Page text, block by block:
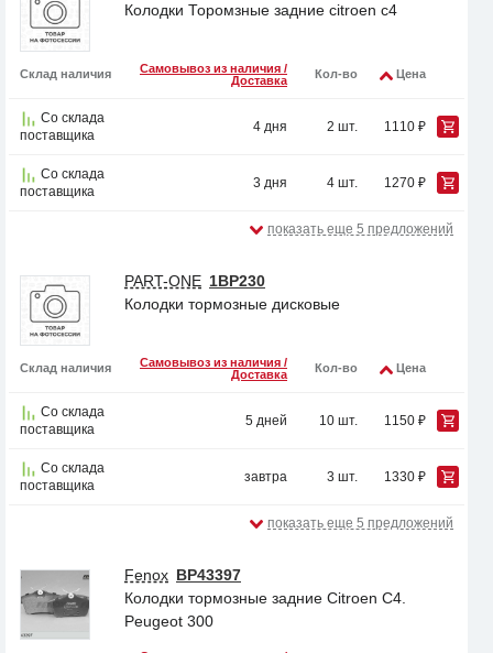
Колодки Торомзные задние citroen c4
Склад наличия
Самовывоз из наличия /
Доставка
Кол-во Цена
Со склада
поставщика
4 дня 2 шт. 1110 ₽
Со склада
поставщика
3 дня 4 шт. 1270 ₽
показать еще 5 предложений
PART-ONE 1BP230
Колодки тормозные дисковые
Склад наличия
Самовывоз из наличия /
Доставка
Кол-во Цена
Со склада
поставщика
5 дней 10 шт. 1150 ₽
Со склада
поставщика
завтра 3 шт. 1330 ₽
показать еще 5 предложений
Fenox BP43397
Колодки тормозные задние Citroen C4.
Peugeot 300